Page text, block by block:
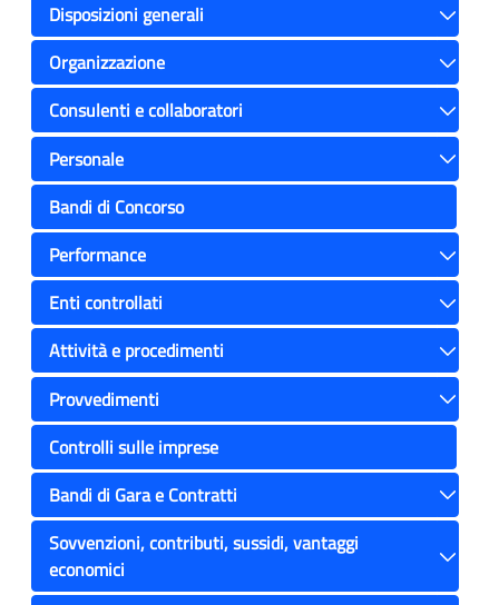
Disposizioni generali
Toggle
Organizzazione
Toggle
Consulenti e collaboratori
Toggle
Personale
Toggle
Bandi di Concorso
Performance
Toggle
Enti controllati
Toggle
Attività e procedimenti
Toggle
Provvedimenti
Toggle
Controlli sulle imprese
Bandi di Gara e Contratti
Toggle
Sovvenzioni, contributi, sussidi, vantaggi
economici
Toggle